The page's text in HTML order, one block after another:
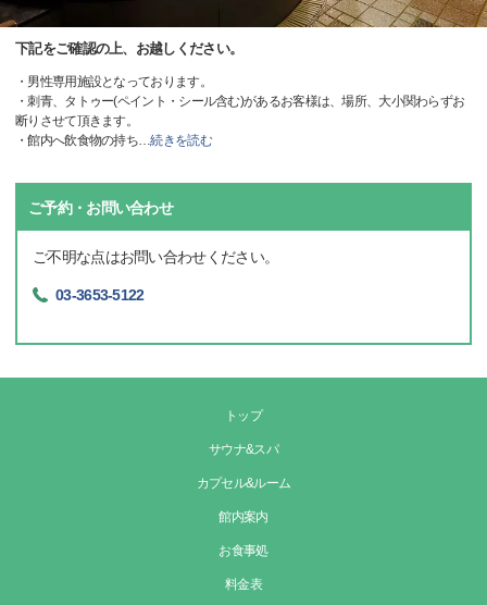
下記をご確認の上、お越しください。
・男性専用施設となっております。
・刺青、タトゥー(ペイント・シール含む)があるお客様は、場所、大小関わらずお
断りさせて頂きます。
・館内へ飲食物の持ち…続きを読む
ご予約・お問い合わせ
ご不明な点はお問い合わせください。
03-3653-5122
トップ
サウナ&スパ
カプセル&ルーム
館内案内
お食事処
料金表